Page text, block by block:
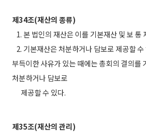
제34조(재산의 종류)
1. 본 법인의 재산은 이를 기본재산 및 보 통
2. 기본재산은 처분하거나 담보로 제공할
부득이한 사유가 있는 때에는 총회의 결의를
처분하거나 담보로
제공할 수 있다.
제35조(재산의 관리)